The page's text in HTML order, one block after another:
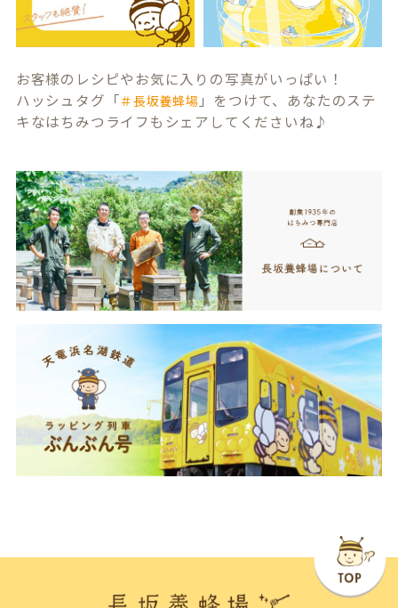
お客様のレシピやお気に入りの写真がいっぱい！
ハッシュタグ「＃長坂養蜂場 」をつけて、あなたのステ
キなはちみつライフもシェアしてくださいね♪